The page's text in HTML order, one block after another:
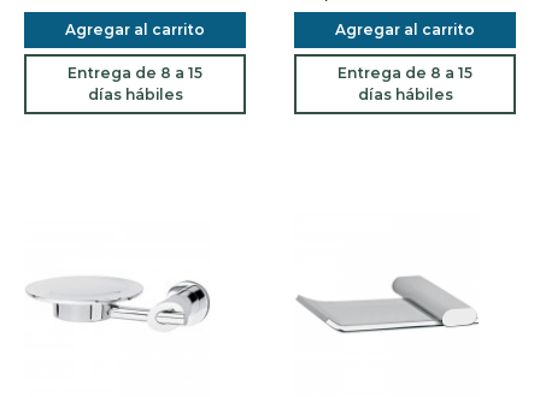
Agregar al carrito
Entrega de 8 a 15
días hábiles
Agregar al carrito
Entrega de 8 a 15
días hábiles